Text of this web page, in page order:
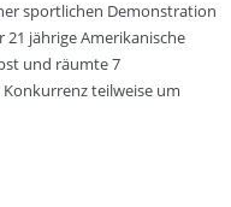
sportlichen Demonstration
21 jährige Amerikanische
und räumte 7
teilweise um